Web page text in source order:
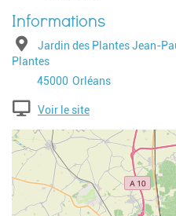
AdresseJardin des Plantes Jean-
Plantes
Code postal
45000 Ville
Orléans
Voir le site
Geolocalisation